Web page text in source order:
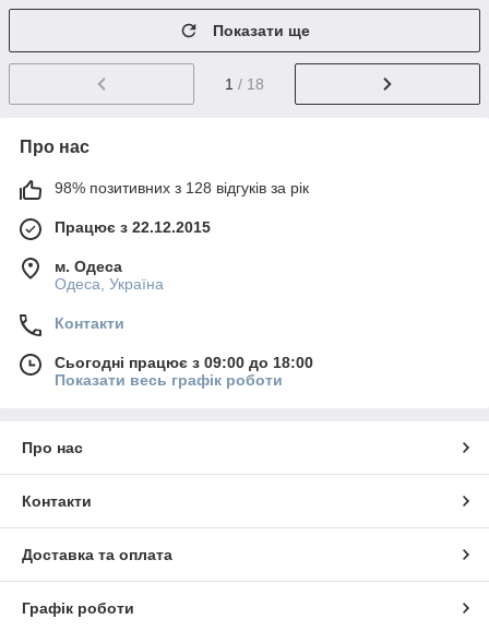
Показати ще
1 / 18
Про нас
98% позитивних з 128 відгуків за рік
Працює з 22.12.2015
м. Одеса
Одеса, Україна
Контакти
Сьогодні працює з 09:00 до 18:00
Показати весь графік роботи
Про нас
Контакти
Доставка та оплата
Графік роботи